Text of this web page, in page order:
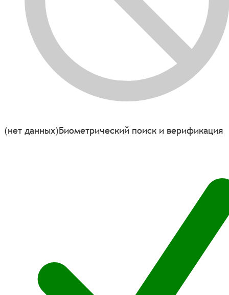
(нет данных)Биометрический поиск и верификация